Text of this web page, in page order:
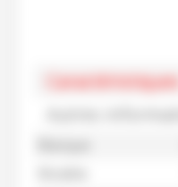
Caractéristiques